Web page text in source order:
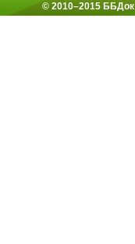
© 2010–2015 ББДок